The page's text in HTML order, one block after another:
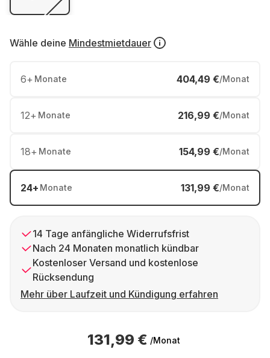
Wähle deine Mindestmietdauer
6+ Monate 404,49 €/Monat
12+ Monate 216,99 €/Monat
18+ Monate 154,99 €/Monat
24+ Monate 131,99 €/Monat
14 Tage anfängliche Widerrufsfrist
Nach 24 Monaten monatlich kündbar
Kostenloser Versand und kostenlose
Rücksendung
Mehr über Laufzeit und Kündigung erfahren
131,99 € /Monat